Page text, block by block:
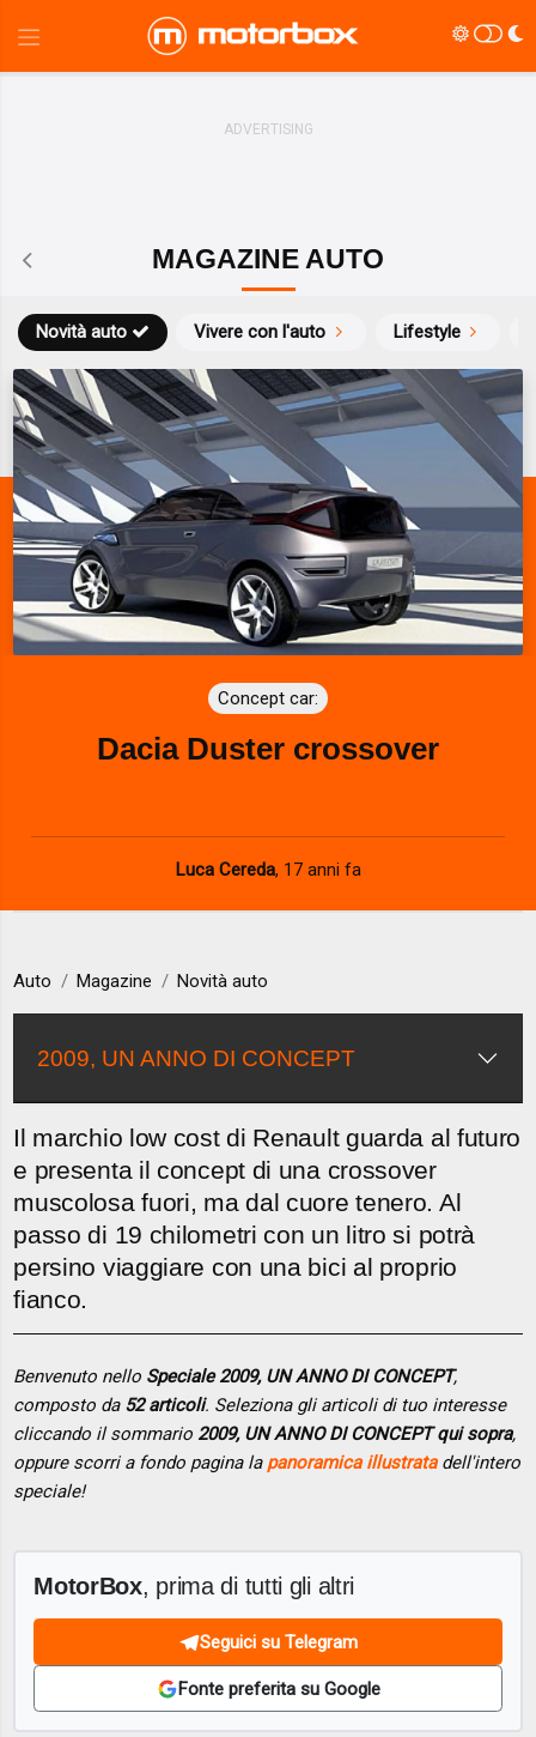
MAGAZINE AUTO
Novità auto Vivere con l'auto Lifestyle
Concept car:
Dacia Duster crossover
Luca Cereda, 17 anni fa
Auto Magazine Novità auto
2009, UN ANNO DI CONCEPT
Il marchio low cost di Renault guarda al futuro
e presenta il concept di una crossover
muscolosa fuori, ma dal cuore tenero. Al
passo di 19 chilometri con un litro si potrà
persino viaggiare con una bici al proprio
fianco.
Benvenuto nello Speciale 2009, UN ANNO DI CONCEPT,
composto da 52 articoli. Seleziona gli articoli di tuo interesse
cliccando il sommario 2009, UN ANNO DI CONCEPT qui sopra,
oppure scorri a fondo pagina la panoramica illustratadell'intero
speciale!
MotorBox, prima di tutti gli altri
Seguici su Telegram
Fonte preferita su Google